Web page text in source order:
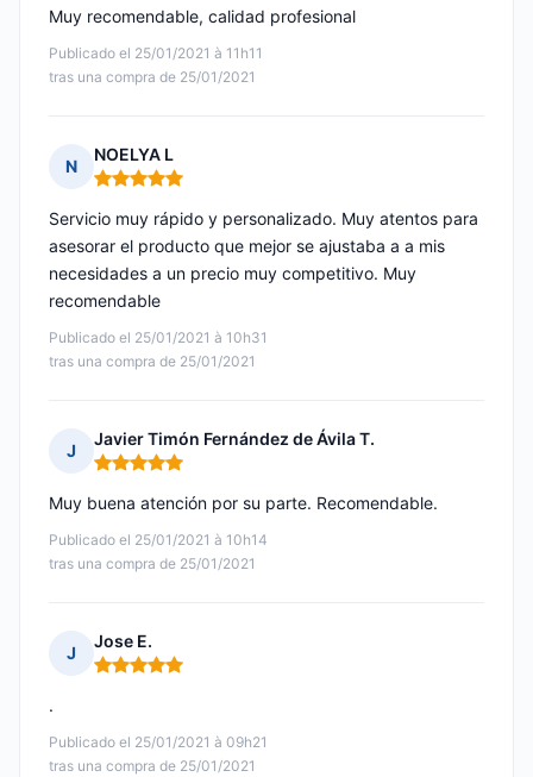
Publicado el 25/01/2021 à 11h11
tras una compra de 25/01/2021
Muy recomendable, calidad profesional
N
NOELYA L
Nota: 5 de 5
Publicado el 25/01/2021 à 10h31
tras una compra de 25/01/2021
Servicio muy rápido y personalizado. Muy atentos para
asesorar el producto que mejor se ajustaba a a mis
necesidades a un precio muy competitivo. Muy
recomendable
J
Javier Timón Fernández de Ávila T.
Nota: 5 de 5
Publicado el 25/01/2021 à 10h14
tras una compra de 25/01/2021
Muy buena atención por su parte. Recomendable.
J
Jose E.
Nota: 5 de 5
Publicado el 25/01/2021 à 09h21
tras una compra de 25/01/2021
.